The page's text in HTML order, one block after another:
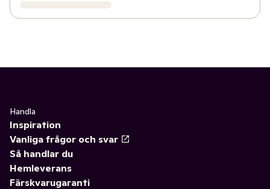
Handla
Inspiration
Vanliga frågor och svar
Så handlar du
Hemleverans
Färskvarugaranti